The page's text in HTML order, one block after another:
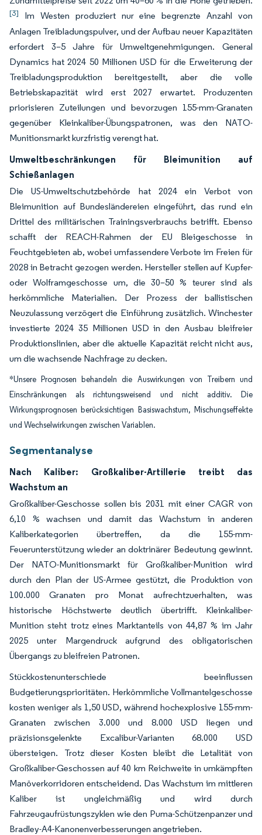
[3]
Im Westen produziert nur eine begrenzte Anzahl von
Anlagen Treibladungspulver, und der Aufbau neuer Kapazitäten
erfordert 3–5 Jahre für Umweltgenehmigungen. General
Dynamics hat 2024 50 Millionen USD für die Erweiterung der
Treibladungsproduktion bereitgestellt, aber die volle
Betriebskapazität wird erst 2027 erwartet. Produzenten
priorisieren Zuteilungen und bevorzugen 155-mm-Granaten
gegenüber Kleinkaliber-Übungspatronen, was den NATO-
Munitionsmarkt kurzfristig verengt hat.
Umweltbeschränkungen für Bleimunition auf
Schießanlagen
Die US-Umweltschutzbehörde hat 2024 ein Verbot von
Bleimunition auf Bundesländereien eingeführt, das rund ein
Drittel des militärischen Trainingsverbrauchs betrifft. Ebenso
schafft der REACH-Rahmen der EU Bleigeschosse in
Feuchtgebieten ab, wobei umfassendere Verbote im Freien für
2028 in Betracht gezogen werden. Hersteller stellen auf Kupfer-
oder Wolframgeschosse um, die 30–50 % teurer sind als
herkömmliche Materialien. Der Prozess der ballistischen
Neuzulassung verzögert die Einführung zusätzlich. Winchester
investierte 2024 35 Millionen USD in den Ausbau bleifreier
Produktionslinien, aber die aktuelle Kapazität reicht nicht aus,
um die wachsende Nachfrage zu decken.
*Unsere Prognosen behandeln die Auswirkungen von Treibern und
Einschränkungen als richtungsweisend und nicht additiv. Die
Wirkungsprognosen berücksichtigen Basiswachstum, Mischungseffekte
und Wechselwirkungen zwischen Variablen.
Segmentanalyse
Nach Kaliber: Großkaliber-Artillerie treibt das
Wachstum an
Großkaliber-Geschosse sollen bis 2031 mit einer CAGR von
6,10 % wachsen und damit das Wachstum in anderen
Kaliberkategorien übertreffen, da die 155-mm-
Feuerunterstützung wieder an doktrinärer Bedeutung gewinnt.
Der NATO-Munitionsmarkt für Großkaliber-Munition wird
durch den Plan der US-Armee gestützt, die Produktion von
100.000 Granaten pro Monat aufrechtzuerhalten, was
historische Höchstwerte deutlich übertrifft. Kleinkaliber-
Munition steht trotz eines Marktanteils von 44,87 % im Jahr
2025 unter Margendruck aufgrund des obligatorischen
Übergangs zu bleifreien Patronen.
Stückkostenunterschiede beeinflussen
Budgetierungsprioritäten. Herkömmliche Vollmantelgeschosse
kosten weniger als 1,50 USD, während hochexplosive 155-mm-
Granaten zwischen 3.000 und 8.000 USD liegen und
präzisionsgelenkte Excalibur-Varianten 68.000 USD
übersteigen. Trotz dieser Kosten bleibt die Letalität von
Großkaliber-Geschossen auf 40 km Reichweite in umkämpften
Manöverkorridoren entscheidend. Das Wachstum im mittleren
Kaliber ist ungleichmäßig und wird durch
Fahrzeugaufrüstungszyklen wie den Puma-Schützenpanzer und
Bradley-A4-Kanonenverbesserungen angetrieben.